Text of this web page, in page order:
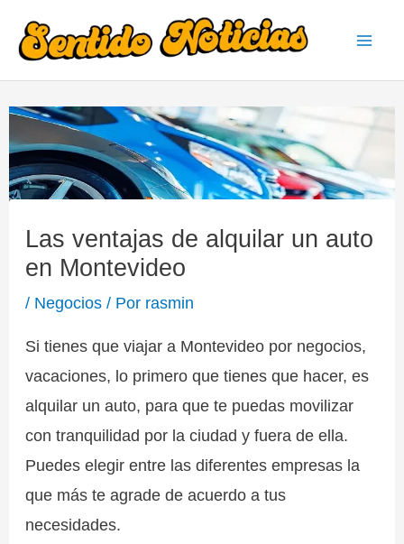
Las ventajas de alquilar un auto
en Montevideo
/ Negocios / Por rasmin
Si tienes que viajar a Montevideo por negocios,
vacaciones, lo primero que tienes que hacer, es
alquilar un auto, para que te puedas movilizar
con tranquilidad por la ciudad y fuera de ella.
Puedes elegir entre las diferentes empresas la
que más te agrade de acuerdo a tus
necesidades.